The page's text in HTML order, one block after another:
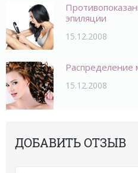
эпиляции
15.12.2008
Распределение
15.12.2008
ДОБАВИТЬ ОТЗЫВ